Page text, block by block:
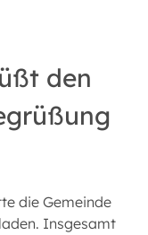
den
die Gemeinde
Insgesamt